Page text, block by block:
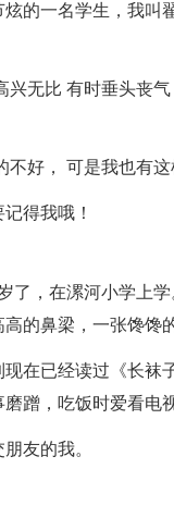
一名学生，我叫
无比 有时垂头丧气
好， 可是我也有这
得我哦！
，在漯河小学上学
的鼻梁，一张馋馋
已经读过《长袜
蹭，吃饭时爱看电视
友的我。